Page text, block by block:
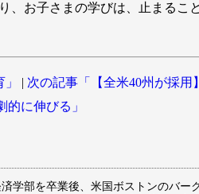
、お子さまの学びは、止まるこ
| 次の記事「【全米40州が採
的に伸びる」
学部を卒業後、米国ボストンのバー